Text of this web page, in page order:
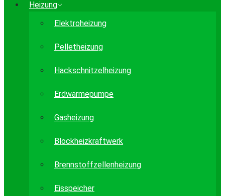
Heizung
Elektroheizung
Pelletheizung
Hackschnitzelheizung
Erdwärmepumpe
Gasheizung
Blockheizkraftwerk
Brennstoffzellenheizung
Eisspeicher